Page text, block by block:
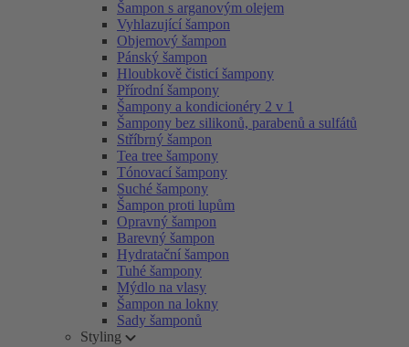
Šampon s arganovým olejem
Vyhlazující šampon
Objemový šampon
Pánský šampon
Hloubkově čisticí šampony
Přírodní šampony
Šampony a kondicionéry 2 v 1
Šampony bez silikonů, parabenů a sulfátů
Stříbrný šampon
Tea tree šampony
Tónovací šampony
Suché šampony
Šampon proti lupům
Opravný šampon
Barevný šampon
Hydratační šampon
Tuhé šampony
Mýdlo na vlasy
Šampon na lokny
Sady šamponů
Styling